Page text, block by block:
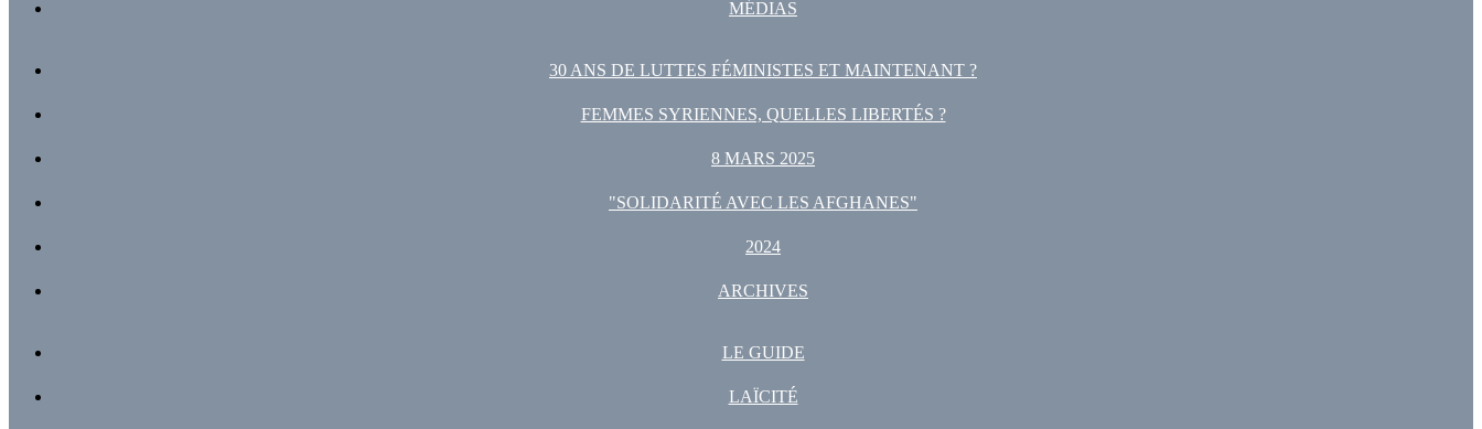
MÉDIAS
30 ANS DE LUTTES FÉMINISTES ET MAINTENANT ?
FEMMES SYRIENNES, QUELLES LIBERTÉS ?
8 MARS 2025
"SOLIDARITÉ AVEC LES AFGHANES"
2024
ARCHIVES
LE GUIDE
LAÏCITÉ